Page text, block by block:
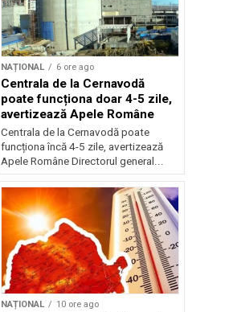
NAȚIONAL 6 ore ago
Centrala de la Cernavodă
poate funcționa doar 4-5 zile,
avertizează Apele Române
Centrala de la Cernavodă poate
funcționa încă 4-5 zile, avertizează
Apele Române Directorul general...
NAȚIONAL 10 ore ago